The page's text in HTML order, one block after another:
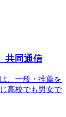
共同通信
、一般・推薦を
高校でも男女で